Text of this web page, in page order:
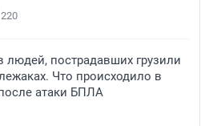
220
людей, пострадавших грузили
Что происходило в
атаки БПЛА